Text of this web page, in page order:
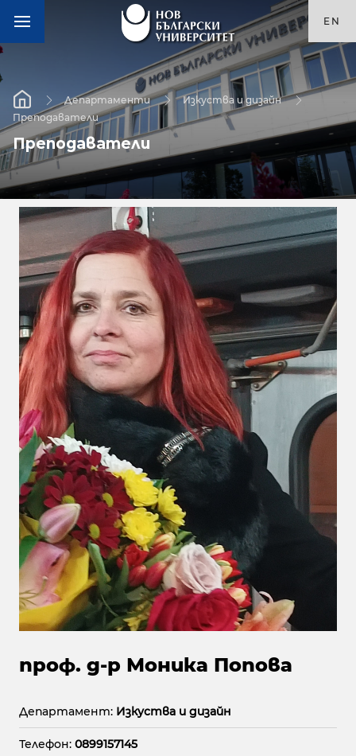
EN
Департаменти
Изкуства и дизайн
Преподаватели
Преподаватели
проф. д-р Моника Попова
Департамент: Изкуства и дизайн
Телефон: 0899157145